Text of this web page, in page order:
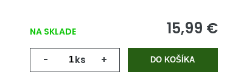
NA SKLADE 15,99 €
- ks + DO KOŠÍKA